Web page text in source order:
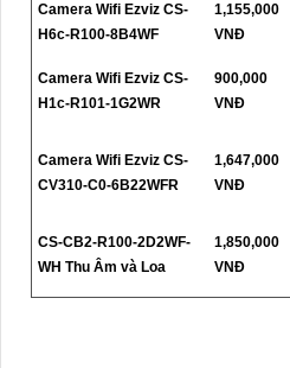
Camera Wifi Ezviz CS-
H6c-R100-8B4WF
1,155,000
VNĐ
Camera Wifi Ezviz CS-
H1c-R101-1G2WR
900,000
VNĐ
Camera Wifi Ezviz CS-
CV310-C0-6B22WFR
1,647,000
VNĐ
CS-CB2-R100-2D2WF-
WH Thu Âm và Loa
1,850,000
VNĐ